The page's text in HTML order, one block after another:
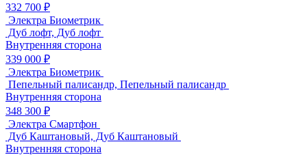
332 700 ₽
Электра Биометрик
Дуб лофт, Дуб лофт
Внутренняя сторона
339 000 ₽
Электра Биометрик
Пепельный палисандр, Пепельный палисандр
Внутренняя сторона
348 300 ₽
Электра Смартфон
Дуб Каштановый, Дуб Каштановый
Внутренняя сторона